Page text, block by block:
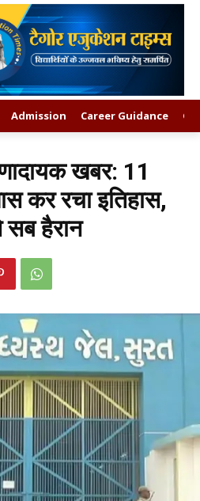
Admission Career Guidance GK
खबर: 11
कर रचा इतिहास,
हैरान